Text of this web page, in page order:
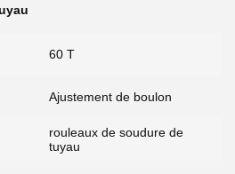
60 T
Ajustement de boulon
rouleaux de soudure de
tuyau